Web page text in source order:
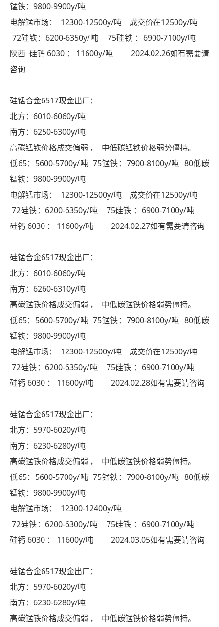
锰铁：9800-9900y/吨
电解锰市场： 12300-12500y/吨 成交价在12500y/吨
72硅铁：6200-6350y/吨 75硅铁 ：6900-7100y/吨
陕西 硅钙 6030 ： 11600y/吨 2024.02.26如有需要请
咨询
硅锰合金6517现金出厂：
北方：6010-6060y/吨
南方：6250-6300y/吨
高碳锰铁价格成交偏弱 ， 中低碳锰铁价格弱势僵持。
低65：5600-5700y/吨 75锰铁：7900-8100y/吨 80低碳
锰铁：9800-9900y/吨
电解锰市场： 12300-12500y/吨 成交价在12500y/吨
72硅铁：6200-6350y/吨 75硅铁 ：6900-7100y/吨
硅钙 6030 ： 11600y/吨 2024.02.27如有需要请咨询
硅锰合金6517现金出厂：
北方：6010-6060y/吨
南方：6260-6310y/吨
高碳锰铁价格成交偏弱 ， 中低碳锰铁价格弱势僵持。
低65：5600-5700y/吨 75锰铁：7900-8100y/吨 80低碳
锰铁：9800-9900y/吨
电解锰市场： 12300-12500y/吨 成交价在12500y/吨
72硅铁：6200-6350y/吨 75硅铁 ：6900-7100y/吨
硅钙 6030 ： 11600y/吨 2024.02.28如有需要请咨询
硅锰合金6517现金出厂：
北方：5970-6020y/吨
南方：6230-6280y/吨
高碳锰铁价格成交偏弱 ， 中低碳锰铁价格弱势僵持。
低65：5600-5700y/吨 75锰铁：7900-8100y/吨 80低碳
锰铁：9800-9900y/吨
电解锰市场： 12300-12400y/吨
72硅铁：6200-6300y/吨 75硅铁 ：6900-7100y/吨
硅钙 6030 ： 11600y/吨 2024.03.05如有需要请咨询
硅锰合金6517现金出厂：
北方：5970-6020y/吨
南方：6230-6280y/吨
高碳锰铁价格成交偏弱 ， 中低碳锰铁价格弱势僵持。